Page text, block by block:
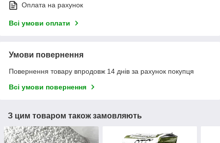
Оплата на рахунок
Всі умови оплати
Умови повернення
Повернення товару впродовж 14 днів за рахунок покупця
Всі умови повернення
З цим товаром також замовляють